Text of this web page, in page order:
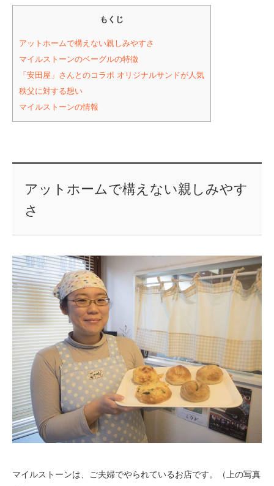
もくじ
アットホームで構えない親しみやすさ
マイルストーンのベーグルの特徴
「安田屋」さんとのコラボ オリジナルサンドが人気
秩父に対する想い
マイルストーンの情報
アットホームで構えない親しみやす
さ
マイルストーンは、ご夫婦でやられているお店です。（上の写真